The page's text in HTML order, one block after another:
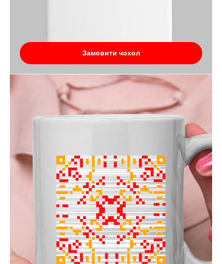
Замовити чохол